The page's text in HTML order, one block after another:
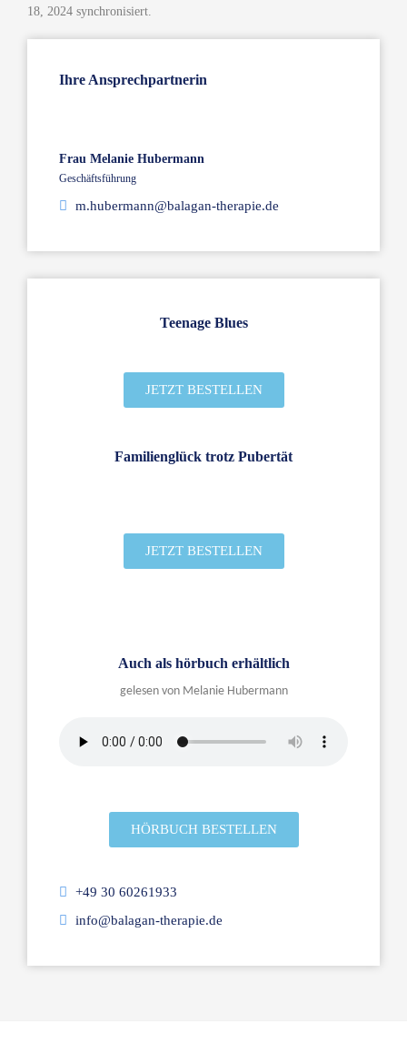
18, 2024 synchronisiert.
Ihre Ansprechpartnerin
Frau Melanie Hubermann
Geschäftsführung
m.hubermann@balagan-therapie.de
Teenage Blues
JETZT BESTELLEN
Familienglück trotz Pubertät
JETZT BESTELLEN
Auch als hörbuch erhältlich
gelesen von Melanie Hubermann
HÖRBUCH BESTELLEN
+49 30 60261933
info@balagan-therapie.de